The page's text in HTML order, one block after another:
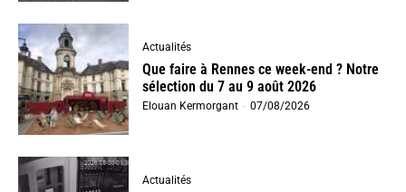
Actualités
Que faire à Rennes ce week-end ? Notre
sélection du 7 au 9 août 2026
Elouan Kermorgant - 07/08/2026
Actualités